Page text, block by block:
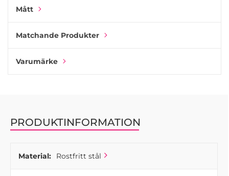
en subtil struktur som förhöjer både utseendet och känslan
Mått
Matchande Produkter
Varumärke
PRODUKTINFORMATION
Material: Rostfritt stål